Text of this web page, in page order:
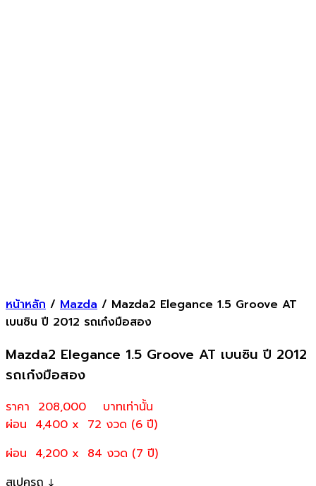
หน้าหลัก / Mazda / Mazda2 Elegance 1.5 Groove AT
เบนซิน ปี 2012 รถเก๋งมือสอง
Mazda2 Elegance 1.5 Groove AT เบนซิน ปี 2012
รถเก๋งมือสอง
ราคา 208,000
บาทเท่านั้น
ผ่อน 4,400 x 72 งวด (6 ปี)
ผ่อน 4,200 x 84 งวด (7 ปี)